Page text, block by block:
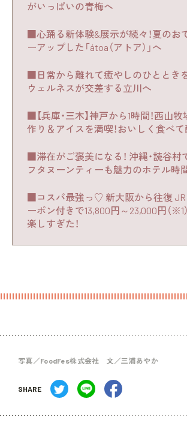
がいっぱいの青梅へ
■心踊る新体験&展示が続々！夏のお
ーアップした「átoa（アトア）」へ
■日常から離れて癒やしのひととき
ウェルネスが交差する立川へ
■【兵庫・三木】神戸から1時間！西山
作り＆アイスを満喫！おいしく食べて
■滞在がご褒美になる！ 沖縄・読谷
フタヌーンティーも魅力のホテル時
■コスパ最強っ♡ 新大阪から往復
ーポン付きで13,800円～23,000円（※1
楽しすぎた！
写真／FoodFes株式会社 文／三浦あやか
SHARE